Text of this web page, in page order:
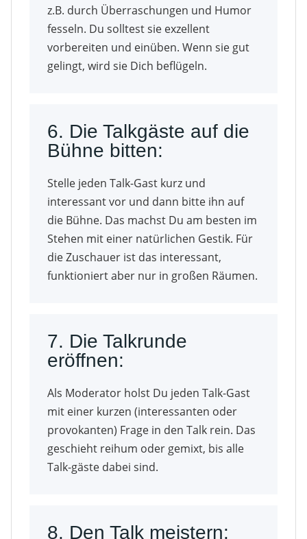
z.B. durch Überraschungen und Humor
fesseln. Du solltest sie exzellent
vorbereiten und einüben. Wenn sie gut
gelingt, wird sie Dich beflügeln.
6. Die Talkgäste auf die
Bühne bitten:
Stelle jeden Talk-Gast kurz und
interessant vor und dann bitte ihn auf
die Bühne. Das machst Du am besten im
Stehen mit einer natürlichen Gestik. Für
die Zuschauer ist das interessant,
funktioniert aber nur in großen Räumen.
7. Die Talkrunde
eröffnen:
Als Moderator holst Du jeden Talk-Gast
mit einer kurzen (interessanten oder
provokanten) Frage in den Talk rein. Das
geschieht reihum oder gemixt, bis alle
Talk-gäste dabei sind.
8. Den Talk meistern: